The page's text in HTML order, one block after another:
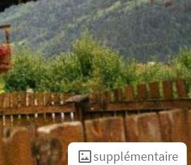
supplémentaire